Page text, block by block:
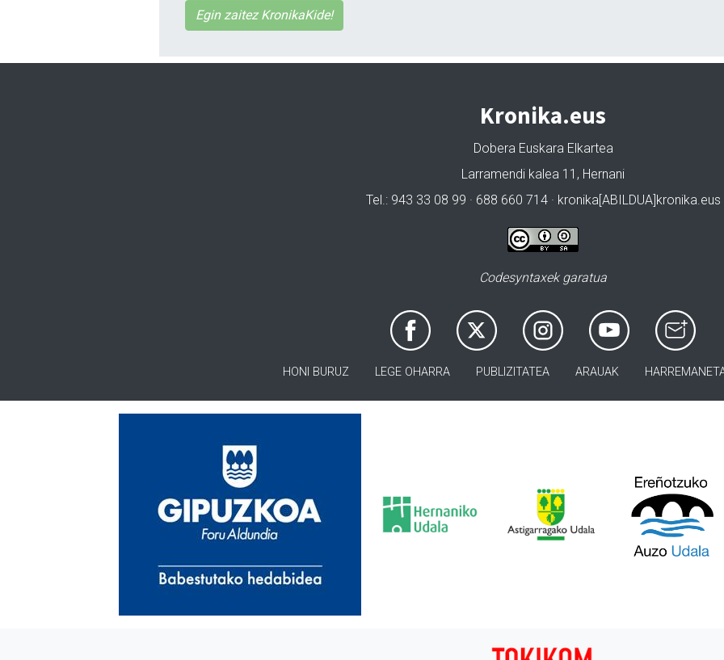
Egin zaitez KronikaKide!
Kronika.eus
Dobera Euskara Elkartea
Larramendi kalea 11, Hernani
Tel.: 943 33 08 99 · 688 660 714 · kronika[ABILDUA]kronika.eus
Codesyntaxek garatua
HONI BURUZ LEGE OHARRA PUBLIZITATEA ARAUAK